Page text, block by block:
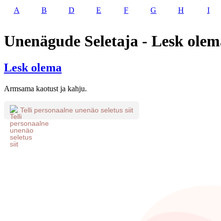
A B D E F G H I
Unenägude Seletaja - Lesk
Lesk olema
Armsama kaotust ja kahju.
Telli personaalne unenäo seletus siit